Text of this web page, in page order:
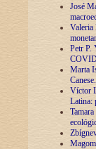
José
Valeria
Petr P.
Marta
Víctor
Latina: